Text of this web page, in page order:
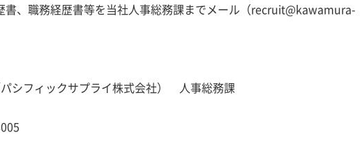
、職務経歴書等を当社人事総務課までメール（recruit@kawamura-
シフィックサプライ株式会社） 人事総務課